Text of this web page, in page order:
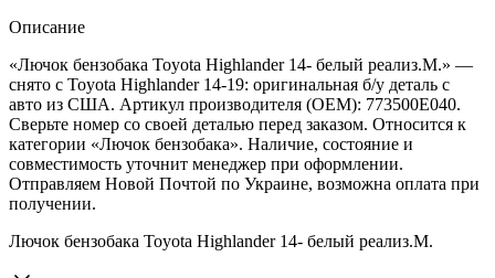
Описание
«Лючок бензобака Toyota Highlander 14- белый реализ.М.» —
снято с Toyota Highlander 14-19: оригинальная б/у деталь с
авто из США. Артикул производителя (OEM): 773500E040.
Сверьте номер со своей деталью перед заказом. Относится к
категории «Лючок бензобака». Наличие, состояние и
совместимость уточнит менеджер при оформлении.
Отправляем Новой Почтой по Украине, возможна оплата при
получении.
Лючок бензобака Toyota Highlander 14- белый реализ.М.